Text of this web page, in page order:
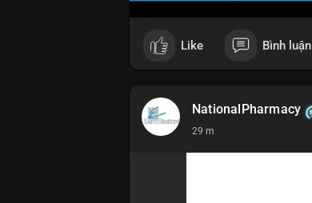
Like Bình luận
NationalPharmacy
29 m